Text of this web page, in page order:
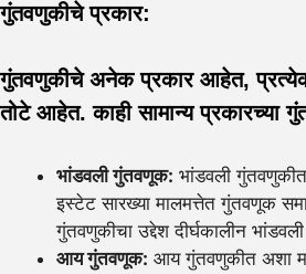
गुंतवणुकीचे प्रकार:
गुंतवणुकीचे अनेक प्रकार आहेत,
तोटे आहेत. काही सामान्य प्रकारच्या
भांडवली गुंतवणूक: भांडवली
इस्टेट सारख्या मालमत्तेत गुंतवणूक
गुंतवणुकीचा उद्देश दीर्घकालीन
आय गुंतवणूक: आय गुंतवणुकीत अशा